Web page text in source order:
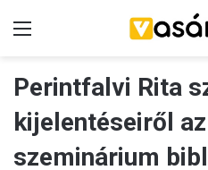
Perintfalvi Rita
kijelentéseiről
szeminárium